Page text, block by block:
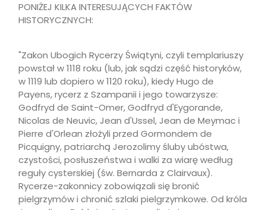
PONIŻEJ KILKA INTERESUJĄCYCH FAKTÓW
HISTORYCZNYCH:
"Zakon Ubogich Rycerzy Świątyni, czyli templariuszy
powstał w 1118 roku (lub, jak sądzi część historyków,
w 1119 lub dopiero w 1120 roku), kiedy Hugo de
Payens, rycerz z Szampanii i jego towarzysze:
Godfryd de Saint-Omer, Godfryd d'Eygorande,
Nicolas de Neuvic, Jean d'Ussel, Jean de Meymac i
Pierre d'Orlean złożyli przed Gormondem de
Picquigny, patriarchą Jerozolimy śluby ubóstwa,
czystości, posłuszeństwa i walki za wiarę według
reguły cysterskiej (św. Bernarda z Clairvaux).
Rycerze-zakonnicy zobowiązali się bronić
pielgrzymów i chronić szlaki pielgrzymkowe. Od króla